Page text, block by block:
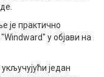
је практично
у објави на
један